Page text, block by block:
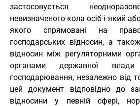
застосовується
невизначеного кола осіб і який
якого спрямовані на
господарських відносин, а
відносин між регуляторними
органами державної
господарювання, незалежно від
цей документ відповідно до
відносини у певній сфері,